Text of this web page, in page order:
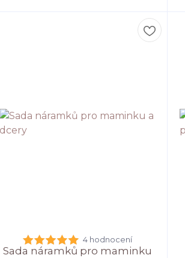
4 hodnocení
Sada náramků pro maminku